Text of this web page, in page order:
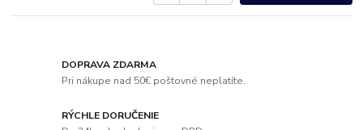
DOPRAVA ZDARMA
Pri nákupe nad 50€ poštovné neplatíte.
RÝCHLE DORUČENIE